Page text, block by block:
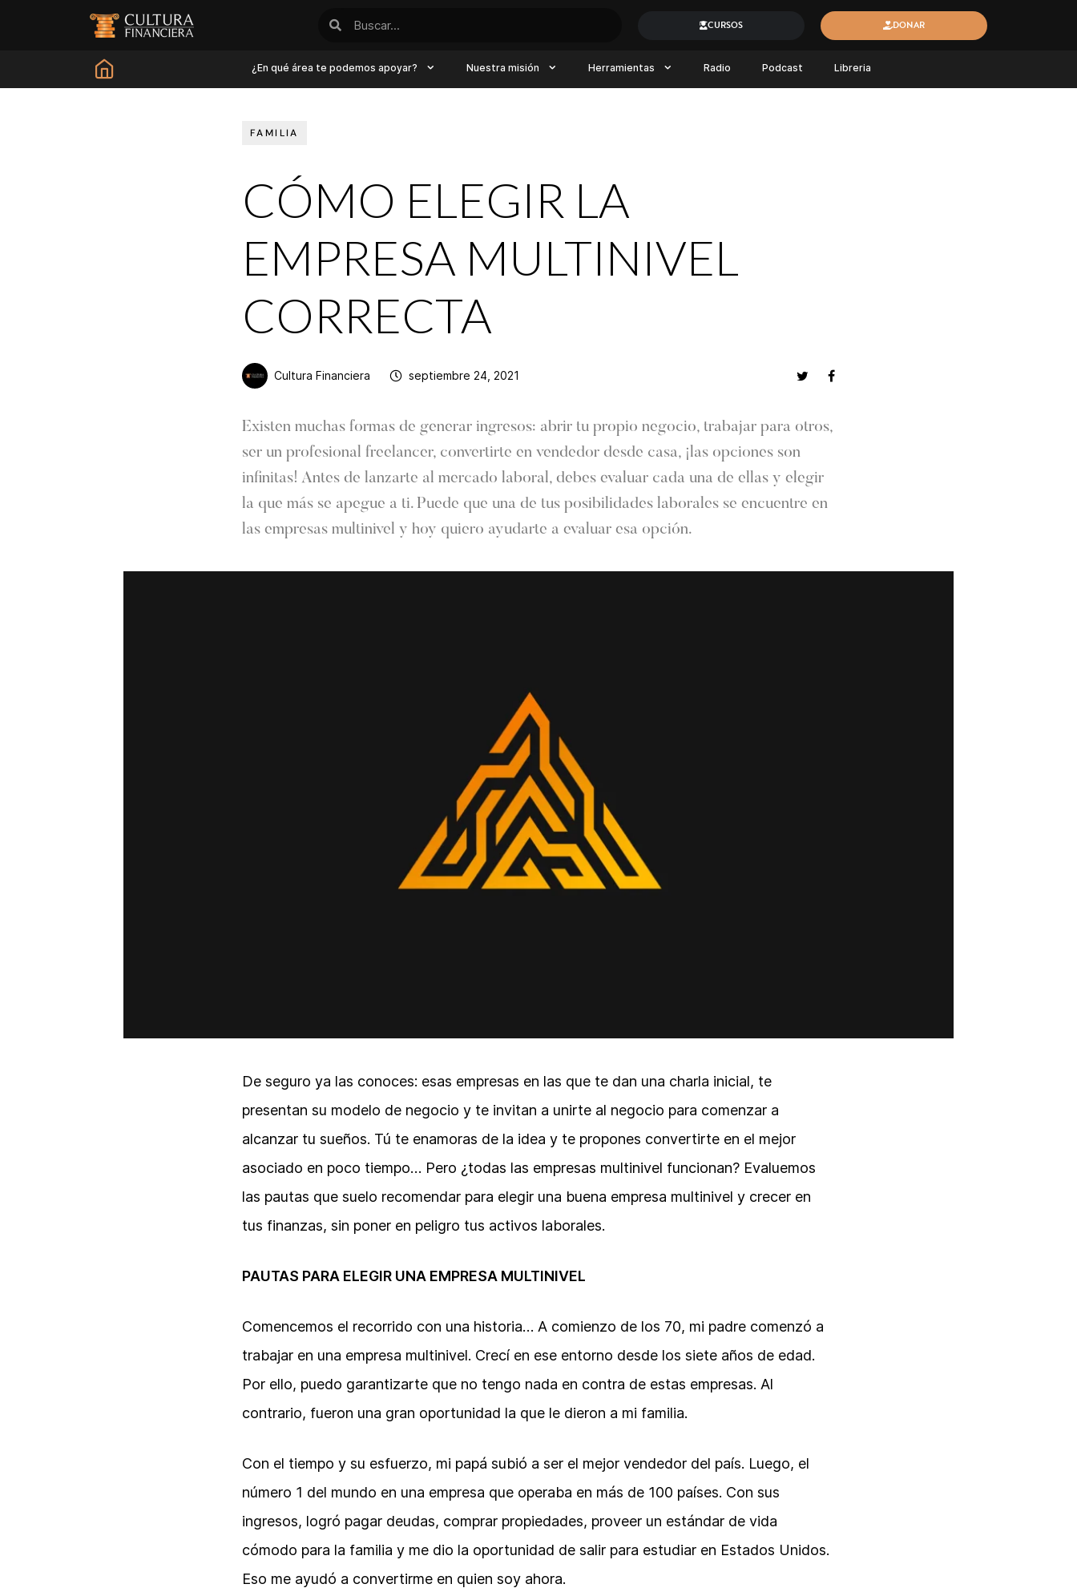
CURSOS DONAR
¿En qué área te podemos apoyar? Nuestra misión Herramientas Radio Podcast Libreria
FAMILIA
CÓMO ELEGIR LA
EMPRESA MULTINIVEL
CORRECTA
Cultura Financiera septiembre 24, 2021
Existen muchas formas de generar ingresos: abrir tu propio negocio, trabajar para otros,
ser un profesional freelancer, convertirte en vendedor desde casa, ¡las opciones son
infinitas! Antes de lanzarte al mercado laboral, debes evaluar cada una de ellas y elegir
la que más se apegue a ti. Puede que una de tus posibilidades laborales se encuentre en
las empresas multinivel y hoy quiero ayudarte a evaluar esa opción.
De seguro ya las conoces: esas empresas en las que te dan una charla inicial, te
presentan su modelo de negocio y te invitan a unirte al negocio para comenzar a
alcanzar tu sueños. Tú te enamoras de la idea y te propones convertirte en el mejor
asociado en poco tiempo… Pero ¿todas las empresas multinivel funcionan? Evaluemos
las pautas que suelo recomendar para elegir una buena empresa multinivel y crecer en
tus finanzas, sin poner en peligro tus activos laborales.
PAUTAS PARA ELEGIR UNA EMPRESA MULTINIVEL
Comencemos el recorrido con una historia… A comienzo de los 70, mi padre comenzó a
trabajar en una empresa multinivel. Crecí en ese entorno desde los siete años de edad.
Por ello, puedo garantizarte que no tengo nada en contra de estas empresas. Al
contrario, fueron una gran oportunidad la que le dieron a mi familia.
Con el tiempo y su esfuerzo, mi papá subió a ser el mejor vendedor del país. Luego, el
número 1 del mundo en una empresa que operaba en más de 100 países. Con sus
ingresos, logró pagar deudas, comprar propiedades, proveer un estándar de vida
cómodo para la familia y me dio la oportunidad de salir para estudiar en Estados Unidos.
Eso me ayudó a convertirme en quien soy ahora.